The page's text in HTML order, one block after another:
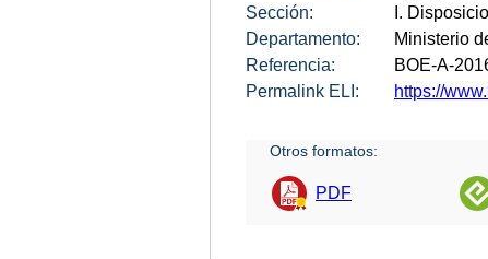
Sección:
I.
Departamento:
Ministerio
Referencia:
BOE-A-
Permalink ELI:
https://
Otros formatos:
PDF